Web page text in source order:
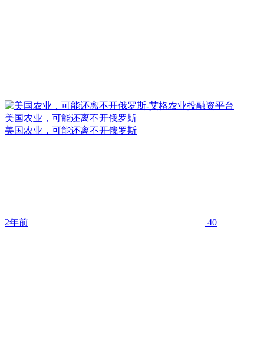
美国农业，可能还离不开俄罗斯
美国农业，可能还离不开俄罗斯
2年前 40